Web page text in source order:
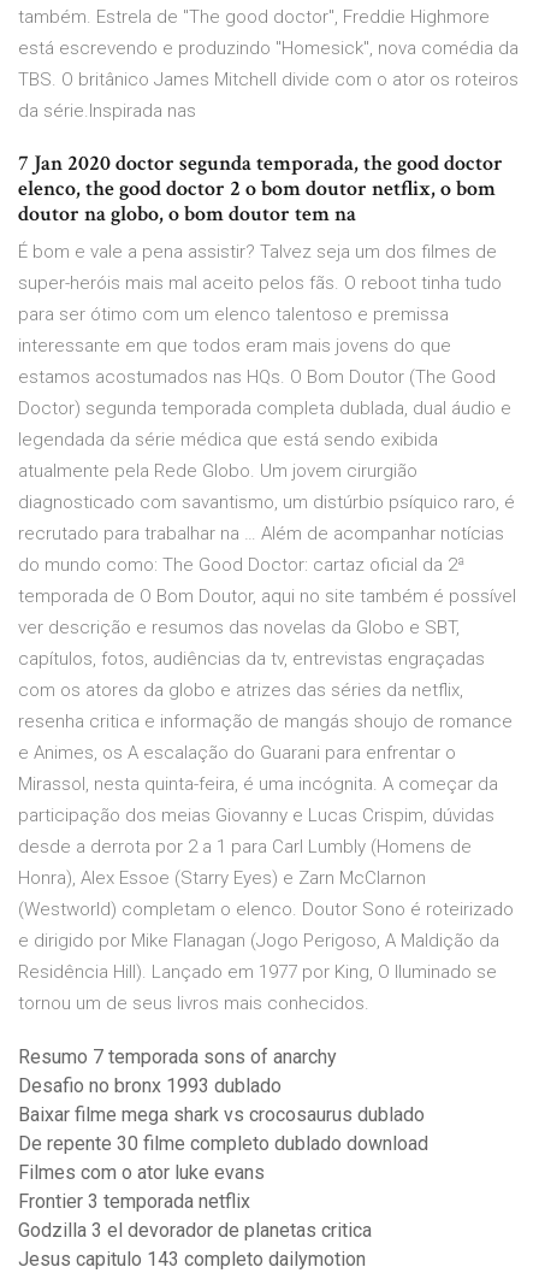
também. Estrela de "The good doctor", Freddie Highmore
está escrevendo e produzindo "Homesick", nova comédia da
TBS. O britânico James Mitchell divide com o ator os roteiros
da série.Inspirada nas
7 Jan 2020 doctor segunda temporada, the good doctor
elenco, the good doctor 2 o bom doutor netflix, o bom
doutor na globo, o bom doutor tem na
É bom e vale a pena assistir? Talvez seja um dos filmes de
super-heróis mais mal aceito pelos fãs. O reboot tinha tudo
para ser ótimo com um elenco talentoso e premissa
interessante em que todos eram mais jovens do que
estamos acostumados nas HQs. O Bom Doutor (The Good
Doctor) segunda temporada completa dublada, dual áudio e
legendada da série médica que está sendo exibida
atualmente pela Rede Globo. Um jovem cirurgião
diagnosticado com savantismo, um distúrbio psíquico raro, é
recrutado para trabalhar na … Além de acompanhar notícias
do mundo como: The Good Doctor: cartaz oficial da 2ª
temporada de O Bom Doutor, aqui no site também é possível
ver descrição e resumos das novelas da Globo e SBT,
capítulos, fotos, audiências da tv, entrevistas engraçadas
com os atores da globo e atrizes das séries da netflix,
resenha critica e informação de mangás shoujo de romance
e Animes, os A escalação do Guarani para enfrentar o
Mirassol, nesta quinta-feira, é uma incógnita. A começar da
participação dos meias Giovanny e Lucas Crispim, dúvidas
desde a derrota por 2 a 1 para Carl Lumbly (Homens de
Honra), Alex Essoe (Starry Eyes) e Zarn McClarnon
(Westworld) completam o elenco. Doutor Sono é roteirizado
e dirigido por Mike Flanagan (Jogo Perigoso, A Maldição da
Residência Hill). Lançado em 1977 por King, O Iluminado se
tornou um de seus livros mais conhecidos.
Resumo 7 temporada sons of anarchy
Desafio no bronx 1993 dublado
Baixar filme mega shark vs crocosaurus dublado
De repente 30 filme completo dublado download
Filmes com o ator luke evans
Frontier 3 temporada netflix
Godzilla 3 el devorador de planetas critica
Jesus capitulo 143 completo dailymotion